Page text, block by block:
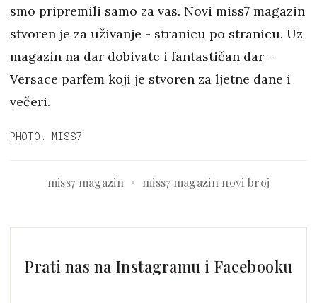
smo pripremili samo za vas. Novi miss7 magazin
stvoren je za uživanje - stranicu po stranicu. Uz
magazin na dar dobivate i fantastičan dar -
Versace parfem koji je stvoren za ljetne dane i
večeri.
PHOTO: MISS7
miss7 magazin miss7 magazin novi broj
Prati nas na Instagramu i Facebooku